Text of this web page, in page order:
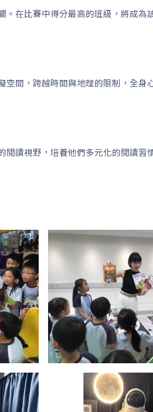
在比賽中得分最高的班級，將成為
間，跨越時間與地理的限制，全身
讀視野，培養他們多元化的閱讀習